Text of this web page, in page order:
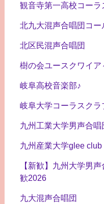
観音寺第一高校コーラ
北九大混声合唱団コ
北区民混声合唱団
樹の会ユースクワイア
岐阜高校音楽部♪
岐阜大学コーラスクラ
九州工業大学男声合
九州産業大学glee club
【新歓】九州大学男
歓2026
九大混声合唱団